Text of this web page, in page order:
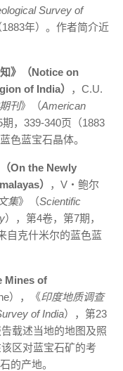
Survey of
年）。作者简介近
》（Notice on
of India）
，C.U.
刊》（American
，339-340页（1883
色蓝宝石晶体。
On the Newly
）
，V‧鲍尔
集》（Scientific
），第4卷，第7期，
自克什米尔的蓝色蓝
Mines of
），《印度地质调查
of India），第23
载述当地的地图及照
区对蓝宝石矿的考
的产地。